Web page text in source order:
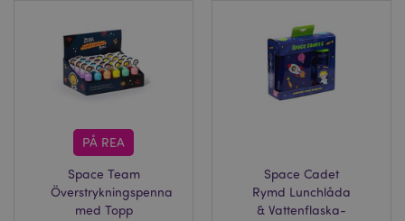
PÅ REA
Space Team
Överstrykningspenna
med Topp
Space Cadet
Rymd Lunchlåda
& Vattenflaska-